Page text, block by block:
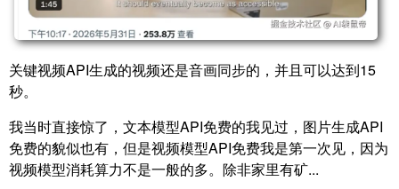
关键视频API生成的视频还是音画同步的，并且可以达到15
秒。
我当时直接惊了，文本模型API免费的我见过，图片生成API
免费的貌似也有，但是视频模型API免费我是第一次见，因为
视频模型消耗算力不是一般的多。除非家里有矿...